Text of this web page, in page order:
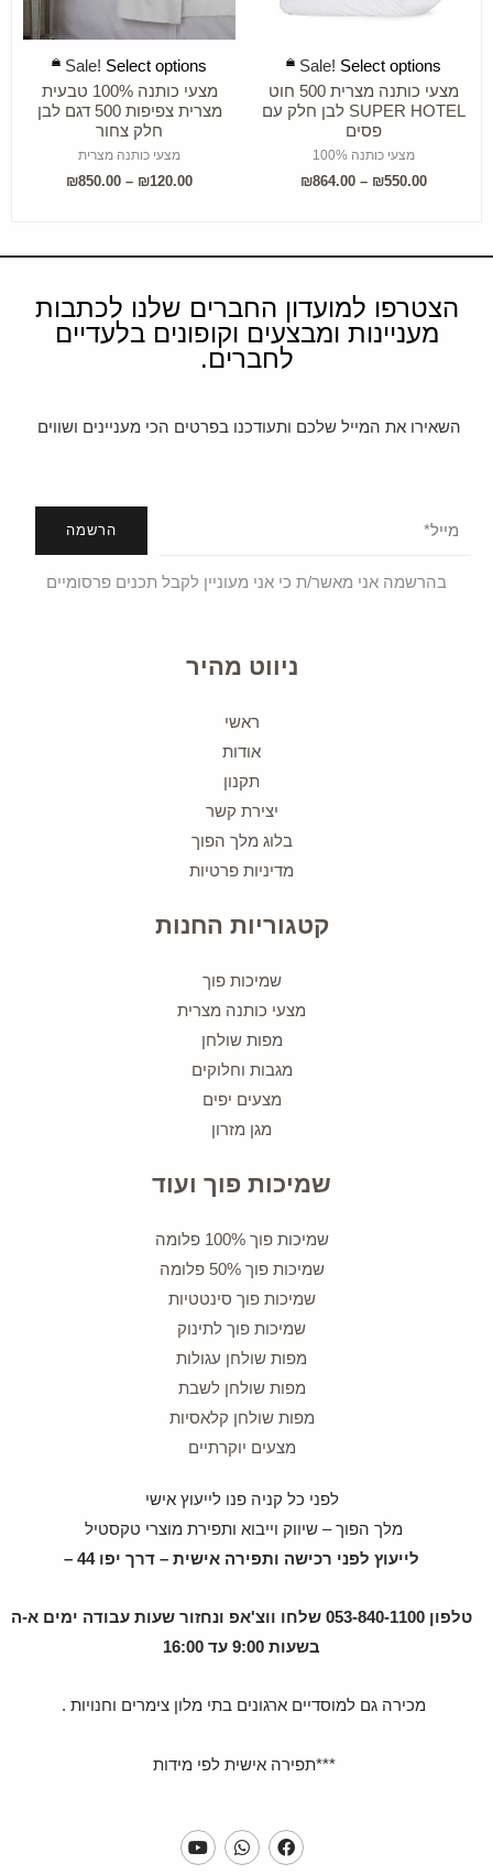
Sale! Select options
מצעי כותנה מצרית 500 חוט
SUPER HOTEL לבן חלק עם
פסים
מצעי כותנה 100%
₪550.00
–
₪864.00
SELECT OPTIONS
Sale! Select options
מצעי כותנה 100% טבעית
מצרית צפיפות 500 דגם לבן
חלק צחור
מצעי כותנה מצרית
₪120.00
–
₪850.00
SELECT OPTIONS
הצטרפו למועדון החברים שלנו לכתבות
מעניינות ומבצעים וקופונים בלעדיים
לחברים.
השאירו את המייל שלכם ותעודכנו בפרטים הכי מעניינים ושווים
הרשמה
בהרשמה אני מאשר/ת כי אני מעוניין לקבל תכנים פרסומיים
ניווט מהיר
ראשי
אודות
תקנון
יצירת קשר
בלוג מלך הפוך
מדיניות פרטיות
קטגוריות החנות
שמיכות פוך
מצעי כותנה מצרית
מפות שולחן
מגבות וחלוקים
מצעים יפים
מגן מזרון
שמיכות פוך ועוד
שמיכות פוך 100% פלומה
שמיכות פוך 50% פלומה
שמיכות פוך סינטטיות
שמיכות פוך לתינוק
מפות שולחן עגולות
מפות שולחן לשבת
מפות שולחן קלאסיות
מצעים יוקרתיים
לפני כל קניה פנו לייעוץ אישי
מלך הפוך – שיווק וייבוא ותפירת מוצרי טקסטיל
לייעוץ לפני רכישה ותפירה אישית – דרך יפו 44 –
טלפון 053-840-1100 שלחו ווצ'אפ ונחזור שעות עבודה ימים א-ה
בשעות 9:00 עד 16:00
מכירה גם למוסדיים ארגונים בתי מלון צימרים וחנויות .
***תפירה אישית לפי מידות